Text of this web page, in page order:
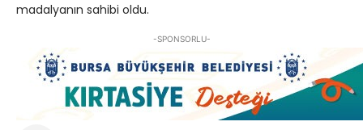
madalyanın sahibi oldu.
-SPONSORLU-